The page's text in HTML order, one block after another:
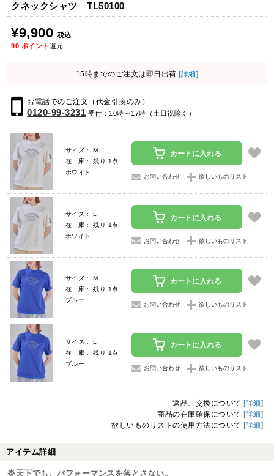
クネックシャツ TL50100
¥9,900 税込
90 ポイント 還元
15時までのご注文は即日出荷 [詳細]
お電話でのご注文（代金引換のみ）
0120-99-3231 受付：10時～17時（土日祝除く）
サイズ： M
在 庫： 残り 1点
ホワイト
カートに入れる
お問い合わせ 欲しいものリスト
サイズ： L
在 庫： 残り 1点
ホワイト
カートに入れる
お問い合わせ 欲しいものリスト
サイズ： M
在 庫： 残り 1点
ブルー
カートに入れる
お問い合わせ 欲しいものリスト
サイズ： L
在 庫： 残り 1点
ブルー
カートに入れる
お問い合わせ 欲しいものリスト
返品、交換について [詳細]
商品の在庫確保について [詳細]
欲しいものリストの使用方法について [詳細]
アイテム詳細
炎天下でも、パフォーマンスを落とさない。